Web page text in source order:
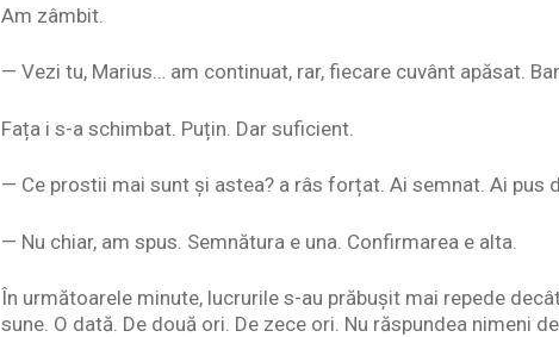
Am zâmbit.
— Vezi tu, Marius… am continuat, rar, fiecare cuvânt apăsat.
Fața i s-a schimbat. Puțin. Dar suficient.
— Ce prostii mai sunt și astea? a râs forțat. Ai semnat. Ai pus
— Nu chiar, am spus. Semnătura e una. Confirmarea e alta.
În următoarele minute, lucrurile s-au prăbușit mai repede
sune. O dată. De două ori. De zece ori. Nu răspundea nimeni